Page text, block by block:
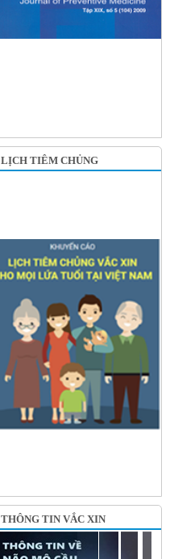
LỊCH TIÊM CHỦNG
THÔNG TIN VẮC XIN